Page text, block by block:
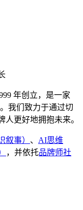
年创立，是一家
我们致力于通过切
更好地拥抱未来。
叙事） 、 AI思维
，并依托品牌师社